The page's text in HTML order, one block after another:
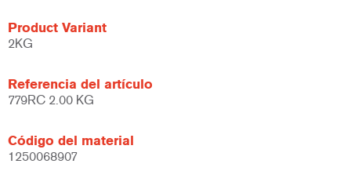
Product Variant
2KG
Referencia del artículo
779RC 2.00 KG
Código del material
1250068907